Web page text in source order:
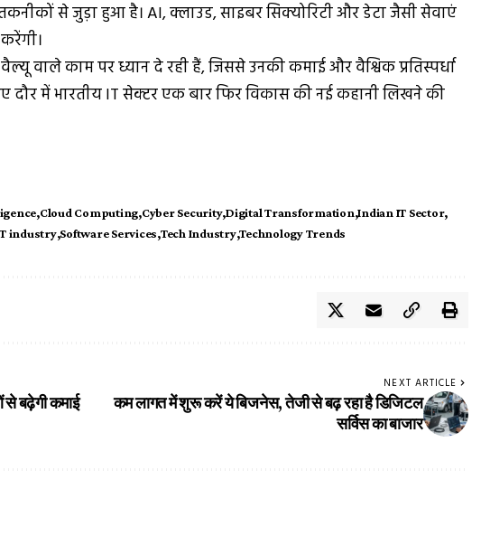
से जुड़ा हुआ है। AI, क्लाउड, साइबर सिक्योरिटी और डेटा जैसी सेवाएं
वाले काम पर ध्यान दे रही हैं, जिससे उनकी कमाई और वैश्विक प्रतिस्पर्धा
में भारतीय IT सेक्टर एक बार फिर विकास की नई कहानी लिखने की
Cloud Computing Cyber Security Digital Transformation Indian IT Sector
industry Software Services Tech Industry Technology Trends
से बढ़ेगी कमाई
NEXT ARTICLE
कम लागत में शुरू करें ये बिजनेस, तेजी से बढ़ रहा है डिजिटल
सर्विस का बाजार